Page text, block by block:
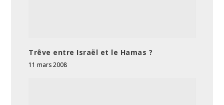
Trêve entre Israël et le Hamas ?
11 mars 2008